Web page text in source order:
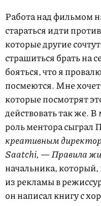
Работа над фильмом
стараться идти
которые другие
страшиться брать на
бояться, что я
посмеются. Мне
которые посмотрят
действовать так же.
роль ментора сыграл
креативным
Saatchi, — Правила
начальника, который,
из рекламы в
он написал книгу с